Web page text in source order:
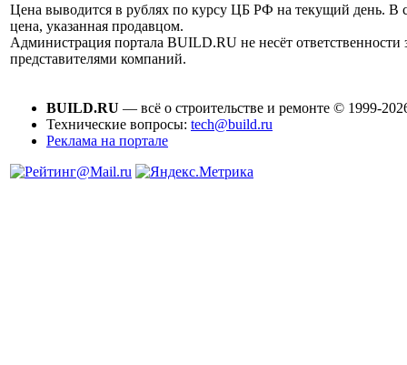
Цена выводится в рублях по курсу ЦБ РФ на текущий день. В
цена, указанная продавцом.
Администрация портала BUILD.RU не несёт
представителями компаний.
BUILD.RU — всё о строительстве и ремонте © 1999-
Технические вопросы: tech@build.ru
Реклама на портале